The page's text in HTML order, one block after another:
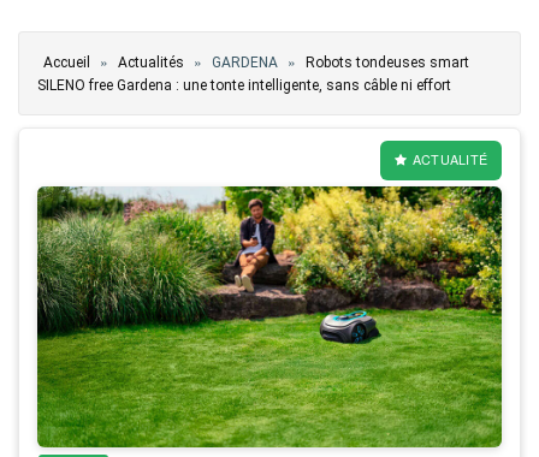
Vous êtes ici
Accueil » Actualités » GARDENA »
Robots tondeuses smart
SILENO free Gardena : une tonte intelligente, sans câble ni effort
ACTUALITÉ